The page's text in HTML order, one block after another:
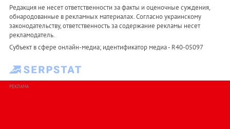
Редакция не несет ответственности за факты и оценочные суждения,
обнародованные в рекламных материалах. Согласно украинскому
законодательству, ответственность за содержание рекламы несет
рекламодатель.
Субъект в сфере онлайн-медиа; идентификатор медиа - R40-05097
РЕКЛАМА